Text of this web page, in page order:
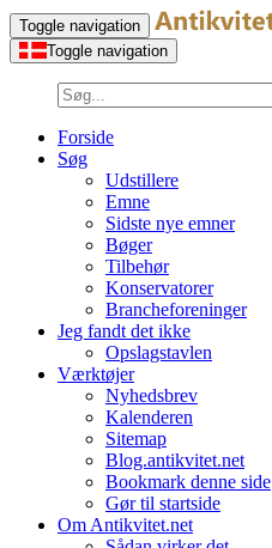
Toggle navigation
Toggle navigation
Forside
Søg
Udstillere
Emne
Sidste nye emner
Bøger
Tilbehør
Konservatorer
Brancheforeninger
Jeg fandt det ikke
Opslagstavlen
Værktøjer
Nyhedsbrev
Kalenderen
Sitemap
Blog.antikvitet.net
Bookmark denne side
Gør til startside
Om Antikvitet.net